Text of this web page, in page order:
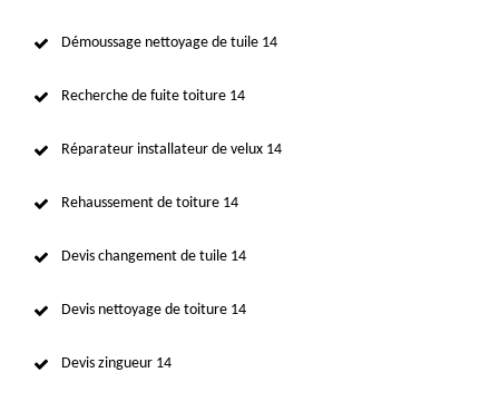
Démoussage nettoyage de tuile 14
Recherche de fuite toiture 14
Réparateur installateur de velux 14
Rehaussement de toiture 14
Devis changement de tuile 14
Devis nettoyage de toiture 14
Devis zingueur 14